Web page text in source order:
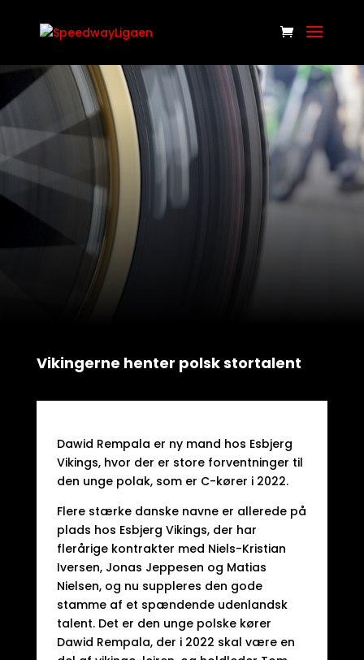
Vikingerne henter polsk stortalent
Dawid Rempala er ny mand hos Esbjerg
Vikings, hvor der er store forventninger til
den unge polak, som er C-kører i 2022.
Flere stærke danske navne er allerede på
plads hos Esbjerg Vikings, der har
flerårige kontrakter med Niels-Kristian
Iversen, Jonas Jeppesen og Matias
Nielsen, og nu suppleres den gode
stamme af et spændende udenlandsk
talent. Det er den unge polske kører
Dawid Rempala, der i 2022 skal være en